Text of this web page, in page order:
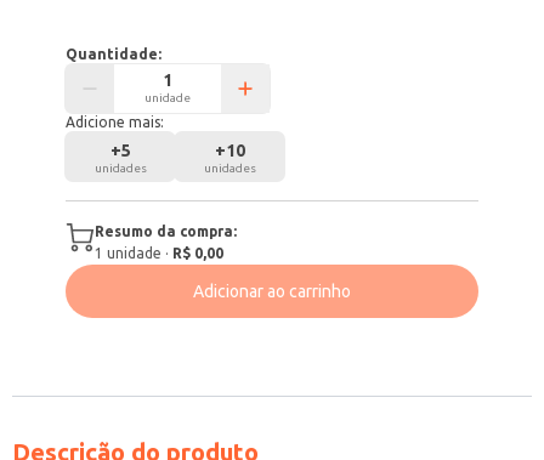
Quantidade:
unidade
Adicione mais:
+5
unidades
+10
unidades
Resumo da compra:
1 unidade · R$ 0,00
Adicionar ao carrinho
Descrição do produto